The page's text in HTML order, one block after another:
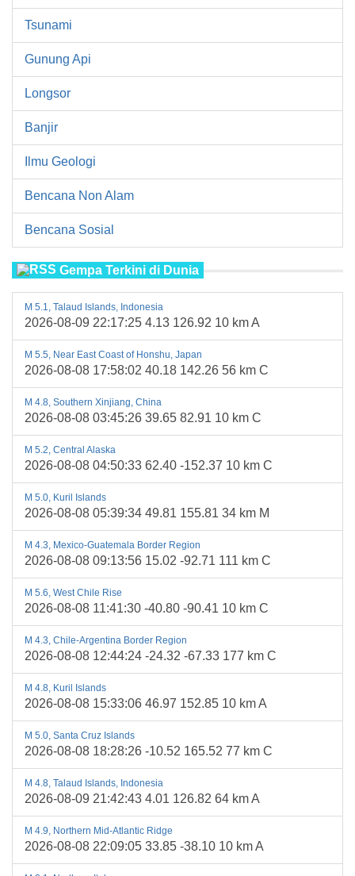
Tsunami
Gunung Api
Longsor
Banjir
Ilmu Geologi
Bencana Non Alam
Bencana Sosial
Gempa Terkini di Dunia
M 5.1, Talaud Islands, Indonesia
2026-08-09 22:17:25 4.13 126.92 10 km A
M 5.5, Near East Coast of Honshu, Japan
2026-08-08 17:58:02 40.18 142.26 56 km C
M 4.8, Southern Xinjiang, China
2026-08-08 03:45:26 39.65 82.91 10 km C
M 5.2, Central Alaska
2026-08-08 04:50:33 62.40 -152.37 10 km C
M 5.0, Kuril Islands
2026-08-08 05:39:34 49.81 155.81 34 km M
M 4.3, Mexico-Guatemala Border Region
2026-08-08 09:13:56 15.02 -92.71 111 km C
M 5.6, West Chile Rise
2026-08-08 11:41:30 -40.80 -90.41 10 km C
M 4.3, Chile-Argentina Border Region
2026-08-08 12:44:24 -24.32 -67.33 177 km C
M 4.8, Kuril Islands
2026-08-08 15:33:06 46.97 152.85 10 km A
M 5.0, Santa Cruz Islands
2026-08-08 18:28:26 -10.52 165.52 77 km C
M 4.8, Talaud Islands, Indonesia
2026-08-09 21:42:43 4.01 126.82 64 km A
M 4.9, Northern Mid-Atlantic Ridge
2026-08-08 22:09:05 33.85 -38.10 10 km A